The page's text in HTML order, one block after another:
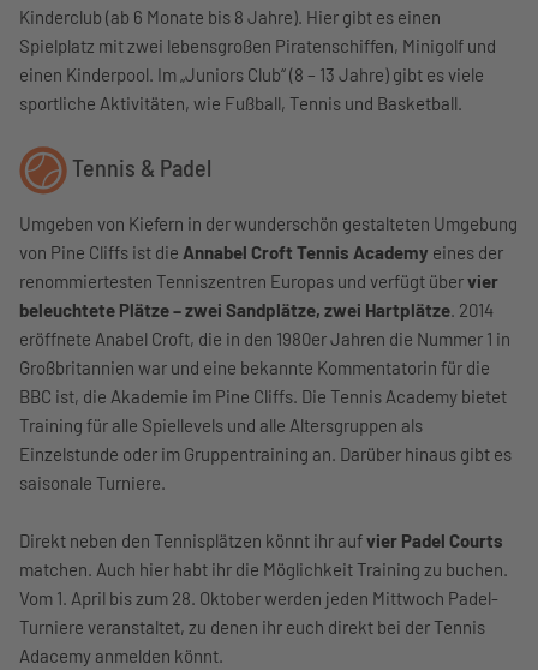
Kinderclub (ab 6 Monate bis 8 Jahre). Hier gibt es einen
Spielplatz mit zwei lebensgroßen Piratenschiffen, Minigolf und
einen Kinderpool. Im „Juniors Club“ (8 – 13 Jahre) gibt es viele
sportliche Aktivitäten, wie Fußball, Tennis und Basketball.
Tennis & Padel
Umgeben von Kiefern in der wunderschön gestalteten Umgebung
von Pine Cliffs ist die Annabel Croft Tennis Academy eines der
renommiertesten Tenniszentren Europas und verfügt übervier
beleuchtete Plätze – zwei Sandplätze, zwei Hartplätze. 2014
eröffnete Anabel Croft, die in den 1980er Jahren die Nummer 1 in
Großbritannien war und eine bekannte Kommentatorin für die
BBC ist, die Akademie im Pine Cliffs. Die Tennis Academy bietet
Training für alle Spiellevels und alle Altersgruppen als
Einzelstunde oder im Gruppentraining an. Darüber hinaus gibt es
saisonale Turniere.
Direkt neben den Tennisplätzen könnt ihr aufvier Padel Courts
matchen. Auch hier habt ihr die Möglichkeit Training zu buchen.
Vom 1. April bis zum 28. Oktober werden jeden Mittwoch Padel-
Turniere veranstaltet, zu denen ihr euch direkt bei der Tennis
Adacemy anmelden könnt.